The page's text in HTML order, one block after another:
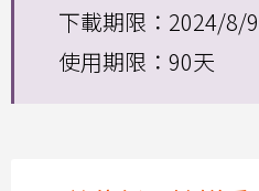
下載期限：2024/8/9
使用期限：90天